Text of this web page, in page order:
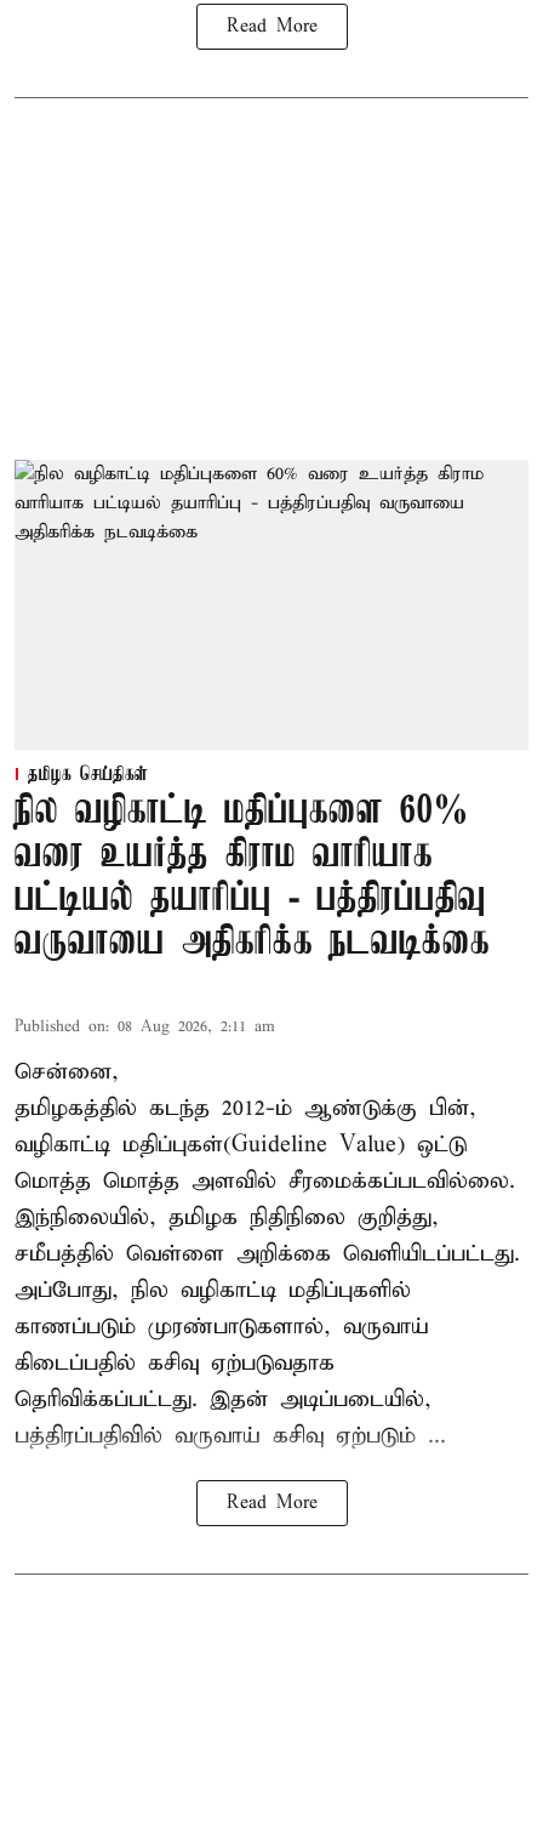
Read More
தமிழக செய்திகள்
நில வழிகாட்டி மதிப்புகளை 60%
வரை உயர்த்த கிராம வாரியாக
பட்டியல் தயாரிப்பு - பத்திரப்பதிவு
வருவாயை அதிகரிக்க நடவடிக்கை
Published on: 08 Aug 2026, 2:11 am
சென்னை,
தமிழகத்தில் கடந்த 2012-ம் ஆண்டுக்கு பின்,
வழிகாட்டி மதிப்புகள்(Guideline Value) ஒட்டு
மொத்த மொத்த அளவில் சீரமைக்கப்படவில்லை.
இந்நிலையில், தமிழக நிதிநிலை குறித்து,
சமீபத்தில் வெள்ளை அறிக்கை வெளியிடப்பட்டது.
அப்போது, நில வழிகாட்டி மதிப்புகளில்
காணப்படும் முரண்பாடுகளால், வருவாய்
கிடைப்பதில் கசிவு ஏற்படுவதாக
தெரிவிக்கப்பட்டது. இதன் அடிப்படையில்,
பத்திரப்பதிவில் வருவாய் கசிவு ஏற்படும் ...
Read More